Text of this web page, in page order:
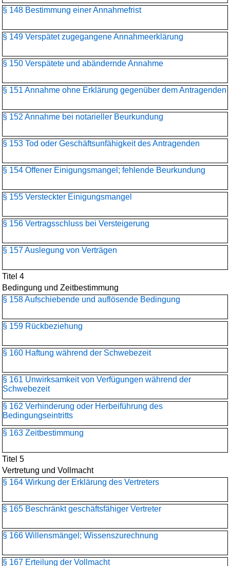
§ 148 Bestimmung einer Annahmefrist
§ 149 Verspätet zugegangene Annahmeerklärung
§ 150 Verspätete und abändernde Annahme
§ 151 Annahme ohne Erklärung gegenüber dem Antragenden
§ 152 Annahme bei notarieller Beurkundung
§ 153 Tod oder Geschäftsunfähigkeit des Antragenden
§ 154 Offener Einigungsmangel; fehlende Beurkundung
§ 155 Versteckter Einigungsmangel
§ 156 Vertragsschluss bei Versteigerung
§ 157 Auslegung von Verträgen
Titel 4
Bedingung und Zeitbestimmung
§ 158 Aufschiebende und auflösende Bedingung
§ 159 Rückbeziehung
§ 160 Haftung während der Schwebezeit
§ 161 Unwirksamkeit von Verfügungen während der
Schwebezeit
§ 162 Verhinderung oder Herbeiführung des
Bedingungseintritts
§ 163 Zeitbestimmung
Titel 5
Vertretung und Vollmacht
§ 164 Wirkung der Erklärung des Vertreters
§ 165 Beschränkt geschäftsfähiger Vertreter
§ 166 Willensmängel; Wissenszurechnung
§ 167 Erteilung der Vollmacht